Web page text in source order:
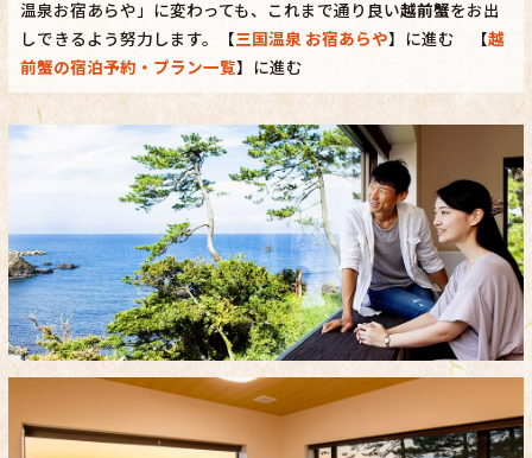
温泉お宿あらや」に変わっても、これまで通り良い越前蟹をお出
しできるよう努力します。【三国温泉 お宿あらや】に進む 【越
前蟹の宿泊予約・プラン一覧】に進む